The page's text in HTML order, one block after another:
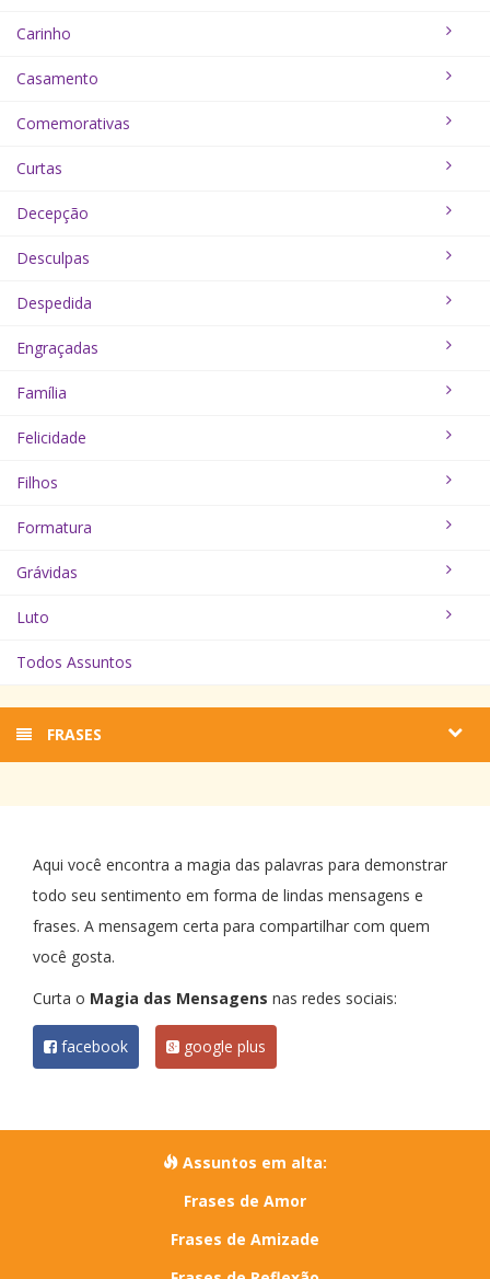
Carinho
Casamento
Comemorativas
Curtas
Decepção
Desculpas
Despedida
Engraçadas
Família
Felicidade
Filhos
Formatura
Grávidas
Luto
Todos Assuntos
FRASES
Aqui você encontra a magia das palavras para demonstrar
todo seu sentimento em forma de lindas mensagens e
frases. A mensagem certa para compartilhar com quem
você gosta.
Curta o Magia das Mensagens nas redes sociais:
facebook google plus
Assuntos em alta:
Frases de Amor
Frases de Amizade